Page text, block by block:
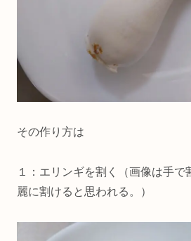
その作り方は
１：エリンギを割く（画像は手で
麗に割けると思われる。）